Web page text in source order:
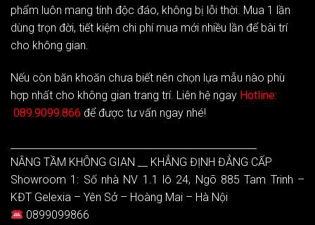
phẩm luôn mang tính độc đáo, không bị lỗi thời. Mua 1 lần
dùng trọn đời, tiết kiệm chi phí mua mới nhiều lần để bài trí
cho không gian.
Nếu còn băn khoăn chưa biết nên chọn lựa mẫu nào phù
hợp nhất cho không gian trang trí. Liên hệ ngay Hotline:
089.9099.866 để được tư vấn ngay nhé!
NÂNG TẦM KHÔNG GIAN __ KHẲNG ĐỊNH ĐẲNG CẤP
Showroom 1: Số nhà NV 1.1 lô 24, Ngõ 885 Tam Trinh –
KĐT Gelexia – Yên Sở – Hoàng Mai – Hà Nội
0899099866